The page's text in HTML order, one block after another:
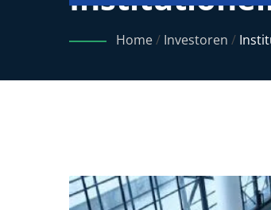
Home/ Investoren /